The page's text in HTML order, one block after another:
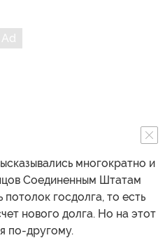
многократно и
Соединенным Штатам
потолок госдолга, то есть
нового долга. Но на этот
по-другому.